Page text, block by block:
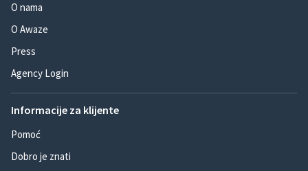
O nama
O Awaze
Press
Agency Login
Informacije za klijente
Pomoć
Dobro je znati